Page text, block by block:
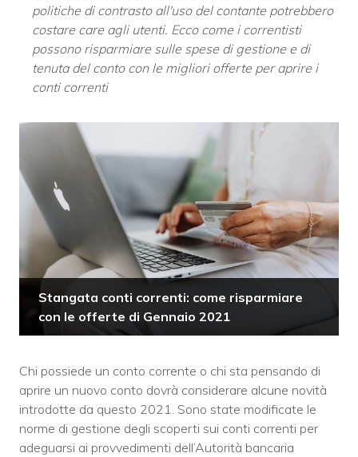
politiche di contrasto all'uso del contante potrebbero
costare care agli utenti. Ecco come i correntisti
possono risparmiare sulle spese di gestione e di
tenuta del conto con le migliori offerte per aprire i
conti correnti
Stangata conti correnti: come risparmiare
con le offerte di Gennaio 2021
Chi possiede un conto corrente o chi sta pensando di
aprire un nuovo conto dovrà considerare alcune novità
introdotte da questo 2021. Sono state modificate le
norme di gestione degli scoperti sui conti correnti per
adeguarsi ai provvedimenti dell’Autorità bancaria